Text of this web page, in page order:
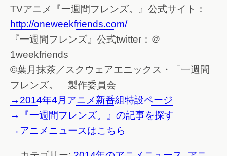
TVアニメ『一週間フレンズ。』公式サイト：
http://oneweekfriends.com/
『一週間フレンズ』公式twitter：＠
1weekfriends
©葉月抹茶／スクウェアエニックス・「一週間
フレンズ。」製作委員会
→2014年4月アニメ新番組特設ページ
→『一週間フレンズ。』の記事を探す
→アニメニュースはこちら